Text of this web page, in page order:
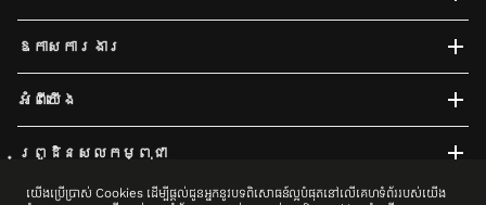
ឱកាសការងារ
អំពីយើង
ព្រូដិនសលកម្ពុជា
យើងប្រើប្រាស់ Cookies ដើម្បីផ្តល់ជូនអ្នកនូវបទពិសោធន៍ល្អបំផុតនៅលើគេហទំព័ររបស់យើង